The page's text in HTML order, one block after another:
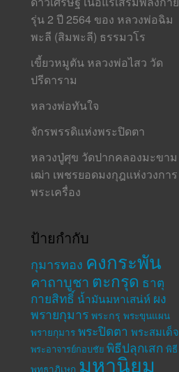
รุ่น 2 ปี 2564 ของ หลวงพ่อฉิม
พะลี (สิมพะลี) ธรรมวโร
เขี้ยวหมูตัน หลวงพ่อไสว วัด
ปรีดาราม
หลวงพ่อทันใจ
จักรพรรดิแห่งพระปิดตา
หลวงปู่ศุข วัดปากคลองมะขาม
เฒ่า เพชรยอดมงกุฎแห่งวงการ
พระเครื่อง
ป้ายกำกับ
กุมารทอง คงกระพัน
คาถาบูชา ตะกรุด ธาตุ
กายสิทธิ์ น้ำมันมหาเสน่ห์ ผง
พรายกุมาร พระกรุ พระขุนแผน
พรายกุมาร พระปิดตา พระสมเด็จ
พระอาจารย์กอบชัย พิธีปลุกเสก พิธี
พุทธาภิเษก มหานิยม